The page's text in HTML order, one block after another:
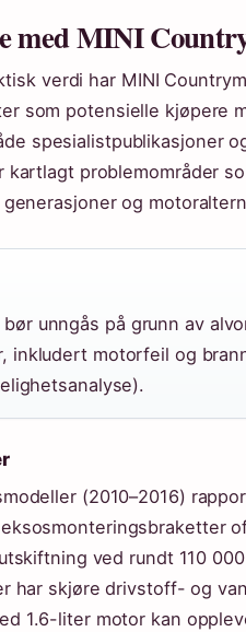
med MINI
verdi har MINI
som potensielle kjøpere
spesialistpublikasjoner
kartlagt problemområder
og
unngås på grunn av
inkludert motorfeil og
(2010–2016)
ved rundt 110
har skjøre drivstoff- og
1.6-liter motor kan